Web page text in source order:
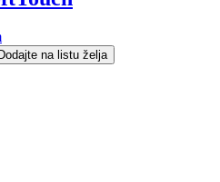
Dodajte na listu želja